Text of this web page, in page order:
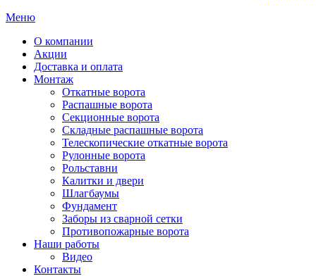
Меню
О компании
Акции
Доставка и оплата
Монтаж
Откатные ворота
Распашные ворота
Секционные ворота
Складные распашные ворота
Телескопические откатные ворота
Рулонные ворота
Рольставни
Калитки и двери
Шлагбаумы
Фундамент
Заборы из сварной сетки
Противопожарные ворота
Наши работы
Видео
Контакты